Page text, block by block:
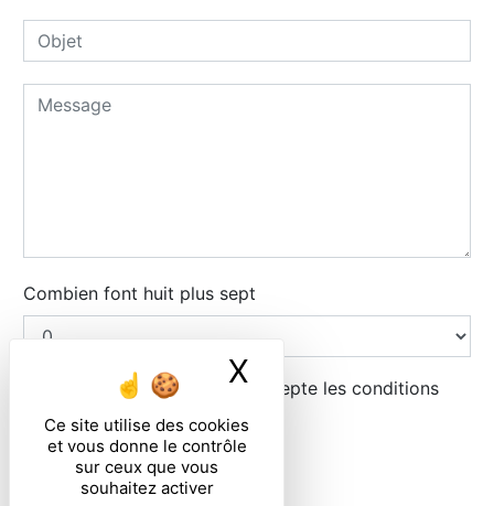
Ce site utilise des cookies
et vous donne le contrôle
sur ceux que vous
souhaitez activer
X Masquer le
Combien font huit plus sept
En cochant cette case, j'accepte les conditions
particulières ci-dessous **
ENVOYER